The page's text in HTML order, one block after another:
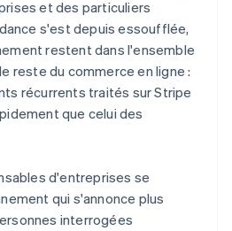
et des particuliers
s'est depuis essoufflée,
restent dans l'ensemble
reste du commerce en ligne :
récurrents traités sur Stripe
que celui des
d'entreprises se
qui s'annonce plus
interrogées